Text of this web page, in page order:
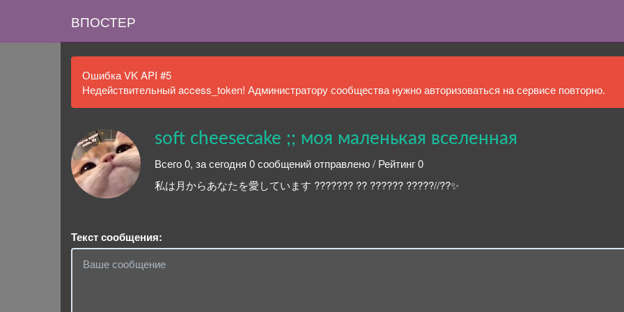
ВПОСТЕР
Ошибка VK API #5
Недействительный access_token! Администратору сообщества нужно авторизоваться на сервисе повторно.
soft cheesecake ;; моя маленькая вселенная
Всего 0, за сегодня 0 сообщений отправлено / Рейтинг 0
私は月からあなたを愛しています ??????? ?? ?????? ?????//??✨
Текст сообщения: